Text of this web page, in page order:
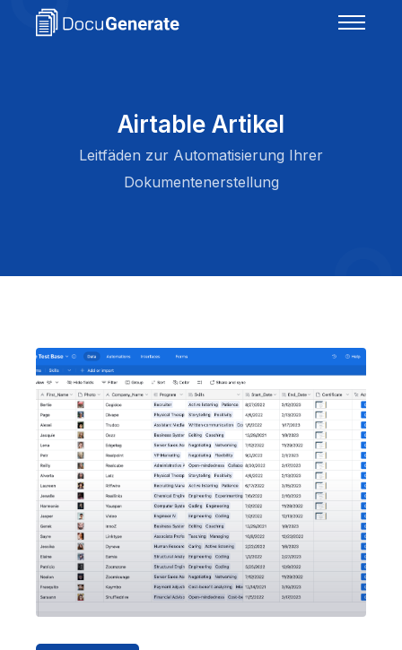
Airtable Artikel
Leitfäden zur Automatisierung Ihrer
Dokumentenerstellung